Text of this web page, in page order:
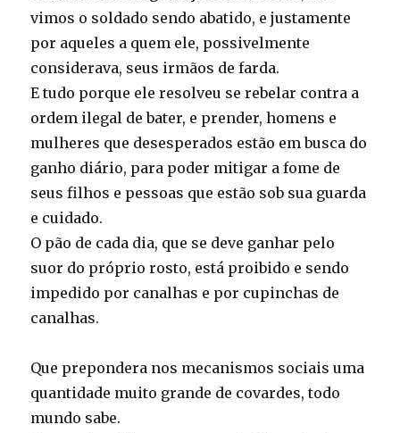
vimos o soldado sendo abatido, e justamente
por aqueles a quem ele, possivelmente
considerava, seus irmãos de farda.
E tudo porque ele resolveu se rebelar contra a
ordem ilegal de bater, e prender, homens e
mulheres que desesperados estão em busca do
ganho diário, para poder mitigar a fome de
seus filhos e pessoas que estão sob sua guarda
e cuidado.
O pão de cada dia, que se deve ganhar pelo
suor do próprio rosto, está proibido e sendo
impedido por canalhas e por cupinchas de
canalhas.
Que prepondera nos mecanismos sociais uma
quantidade muito grande de covardes, todo
mundo sabe.